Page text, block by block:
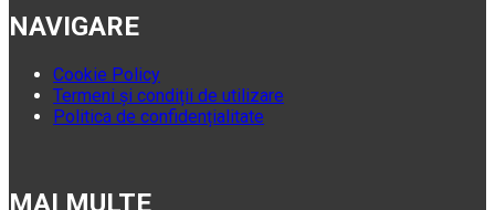
NAVIGARE
Cookie Policy
Termeni și condiții de utilizare
Politica de confidențialitate
MAI MULTE